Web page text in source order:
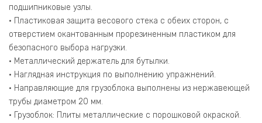
подшипниковые узлы.
• Пластиковая защита весового стека с обеих сторон, с
отверстием окантованным прорезиненным пластиком для
безопасного выбора нагрузки.
• Металлический держатель для бутылки.
• Наглядная инструкция по выполнению упражнений.
• Направляющие для грузоблока выполнены из нержавеющей
трубы диаметром 20 мм.
• Грузоблок: Плиты металлические с порошковой окраской.